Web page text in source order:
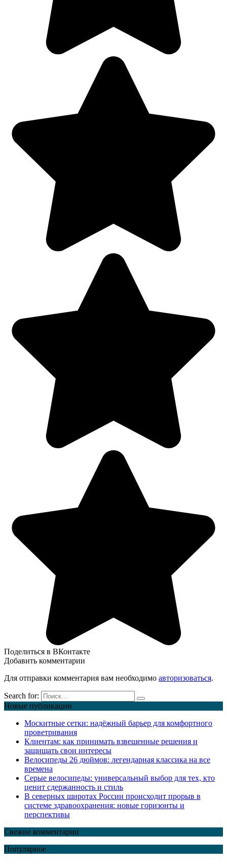
Поделиться в ВКонтакте
Добавить комментарии
Для отправки комментария вам необходимо авторизоваться.
Search for:
Новые публикации
Москитные сетки: надёжный барьер для комфортного
проветривания
Клиентам: как принимать взвешенные решения и
защищать свои интересы
Велосипеды 26 дюймов: легендарная классика на все
времена
Серые велосипеды: универсальный выбор для тех, кто
ценит сдержанность и стиль
В северных широтах России происходит прорыв в
системе здравоохранения: новые горизонты и
перспективы
Свежие комментарии
Популярное